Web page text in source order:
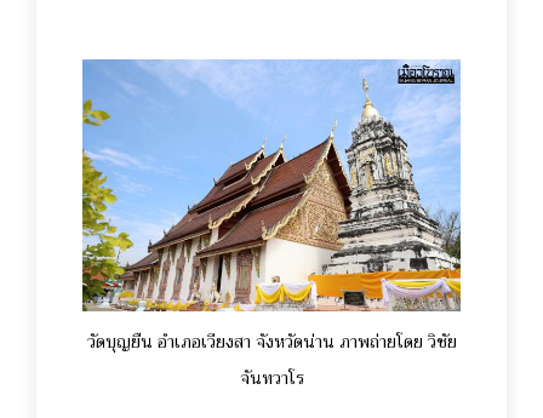
วัดบุญยืน อำเภอเวียงสา จังหวัดน่าน ภาพถ่ายโดย วิชัย
จันทวาโร